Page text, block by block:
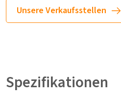
Unsere Verkaufsstellen
Spezifikationen